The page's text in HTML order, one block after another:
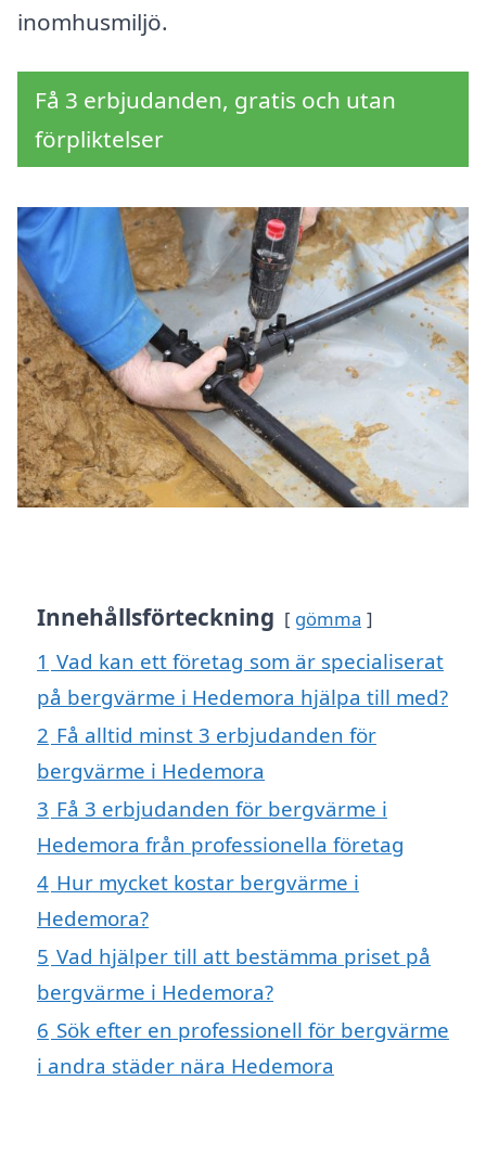
inomhusmiljö.
Få 3 erbjudanden, gratis och utan
förpliktelser
Innehållsförteckning gömma
1 Vad kan ett företag som är specialiserat
på bergvärme i Hedemora hjälpa till med?
2 Få alltid minst 3 erbjudanden för
bergvärme i Hedemora
3 Få 3 erbjudanden för bergvärme i
Hedemora från professionella företag
4 Hur mycket kostar bergvärme i
Hedemora?
5 Vad hjälper till att bestämma priset på
bergvärme i Hedemora?
6 Sök efter en professionell för bergvärme
i andra städer nära Hedemora